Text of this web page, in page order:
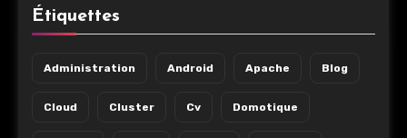
Étiquettes
Administration Android Apache Blog
Cloud Cluster Cv Domotique